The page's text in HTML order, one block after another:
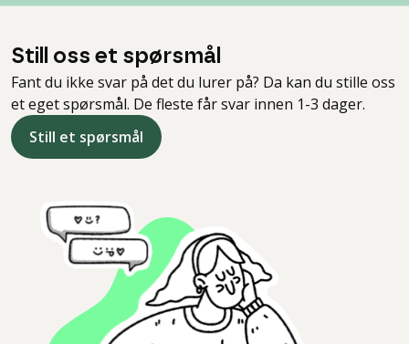
Still oss et spørsmål
Fant du ikke svar på det du lurer på? Da kan du stille oss
et eget spørsmål. De fleste får svar innen 1-3 dager.
Still et spørsmål